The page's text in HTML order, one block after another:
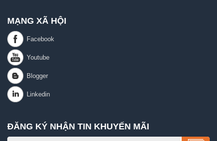
MẠNG XÃ HỘI
ĐĂNG KÝ NHẬN TIN KHUYẾN MÃI